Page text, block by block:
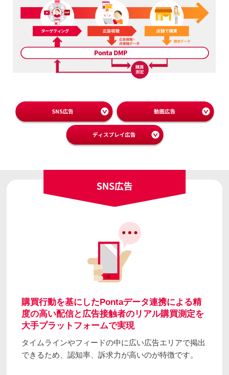
購買行動を基にしたPontaデータ連携による精
度の高い配信と広告接触者のリアル購買測定を
大手プラットフォームで実現
タイムラインやフィードの中に広い広告エリアで掲出
できるため、 認知率、訴求力が高いのが特徴です。